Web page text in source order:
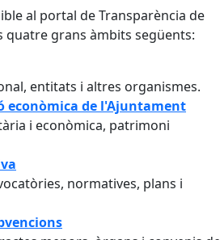
al portal de Transparència de
grans àmbits següents:
entitats i altres organismes.
econòmica de l'Ajuntament
i econòmica, patrimoni
normatives, plans i